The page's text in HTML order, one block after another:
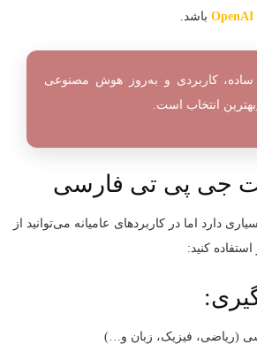
OpenAI باشد.
ساده، کاربردی و به‌روز هوش مصنوعی
بهترین انتخاب است.
جی‌ پی‌ تی فارسی
دارد اما در کاربردهای عامیانه می‌توانید از
(ریاضی، فیزیک، زبان و…)